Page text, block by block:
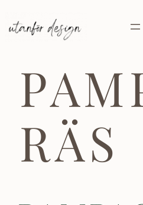
Hoppa
till
RÄS